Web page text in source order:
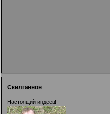
Скилганнон
Настоящий индеец!